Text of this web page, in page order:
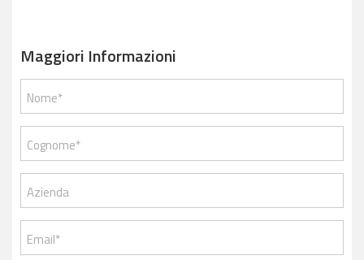
Maggiori Informazioni
Nome*
Cognome*
Azienda
Email*